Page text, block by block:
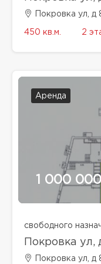
Покровка ул, д
450 кв.м. 2
Аренда
1 000
свободного
Покровка ул,
Покровка ул, д